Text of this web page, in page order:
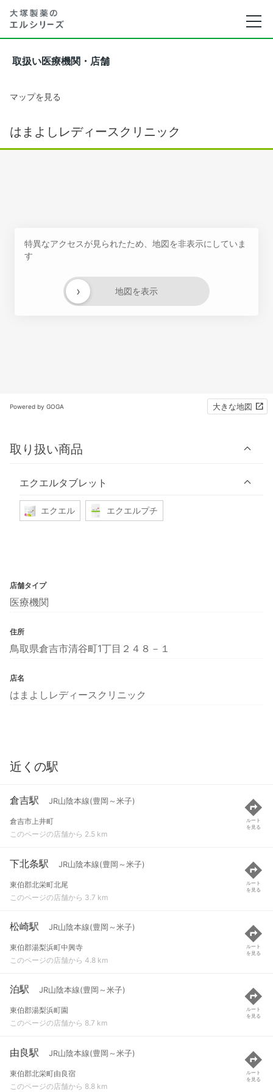
取扱い医療機関・店舗
マップを見る
はまよしレディースクリニック
特異なアクセスが見られたため、地図を非表示にしていま
す
地図を表示
›
Powered by GOGA 大きな地図
取り扱い商品
エクエルタブレット
エクエル エクエルプチ
店舗タイプ
医療機関
住所
鳥取県倉吉市清谷町1丁目２４８－１
店名
はまよしレディースクリニック
近くの駅
倉吉駅 JR山陰本線(豊岡～米子)
倉吉市上井町
このページの店舗から 2.5 km
ルート
を見る
下北条駅 JR山陰本線(豊岡～米子)
東伯郡北栄町北尾
このページの店舗から 3.7 km
ルート
を見る
松崎駅 JR山陰本線(豊岡～米子)
東伯郡湯梨浜町中興寺
このページの店舗から 4.8 km
ルート
を見る
泊駅 JR山陰本線(豊岡～米子)
東伯郡湯梨浜町園
このページの店舗から 8.7 km
ルート
を見る
由良駅 JR山陰本線(豊岡～米子)
東伯郡北栄町由良宿
このページの店舗から 8.8 km
ルート
を見る